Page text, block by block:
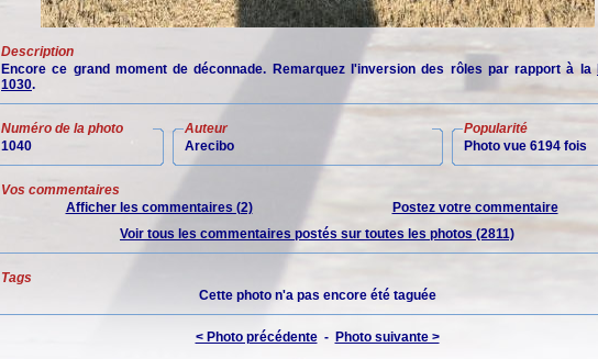
Description
Encore ce grand moment de déconnade. Remarquez l'inversion des rôles par rapport à la
1030.
Numéro de la photo
1040
Auteur
Arecibo
Popularité
Photo vue 6194 fois
Vos commentaires
Afficher les commentaires (2)
Postez votre commentaire
Voir tous les commentaires postés sur toutes les photos (2811)
Tags
Cette photo n'a pas encore été taguée
< Photo précédente- Photo suivante >